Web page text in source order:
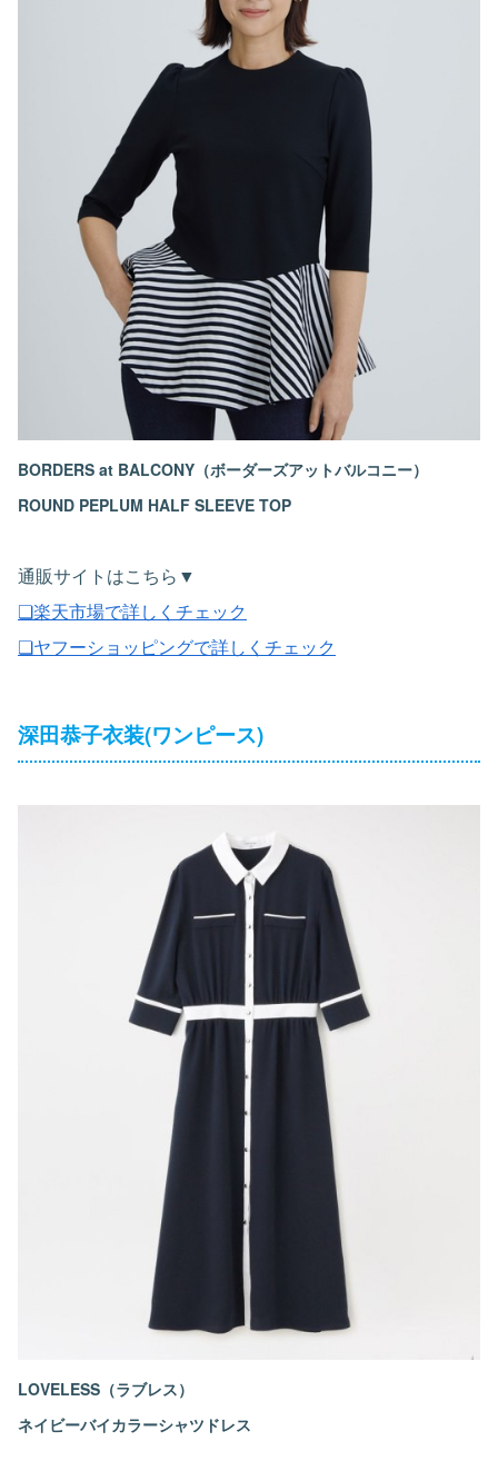
BORDERS at BALCONY（ボーダーズアットバルコニー）
ROUND PEPLUM HALF SLEEVE TOP
通販サイトはこちら▼
❏楽天市場で詳しくチェック
❏ヤフーショッピングで詳しくチェック
深田恭子衣装(ワンピース)
LOVELESS（ラブレス）
ネイビーバイカラーシャツドレス